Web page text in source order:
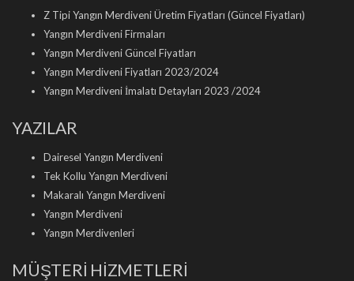
Z Tipi Yangın Merdiveni Üretim Fiyatları (Güncel Fiyatları)
Yangın Merdiveni Firmaları
Yangın Merdiveni Güncel Fiyatları
Yangın Merdiveni Fiyatları 2023/2024
Yangın Merdiveni İmalatı Detayları 2023 /2024
YAZILAR
Dairesel Yangın Merdiveni
Tek Kollu Yangın Merdiveni
Makaralı Yangın Merdiveni
Yangın Merdiveni
Yangın Merdivenleri
MÜŞTERİ HİZMETLERİ